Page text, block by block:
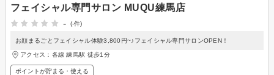
フェイシャル専門サロン MUQU練馬店
-
(-件)
お顔まるごとフェイシャル体験3,800円~♪フェイシャル専門サロンOPEN！
アクセス：各線 練馬駅 徒歩1分
ポイントが貯まる・使える